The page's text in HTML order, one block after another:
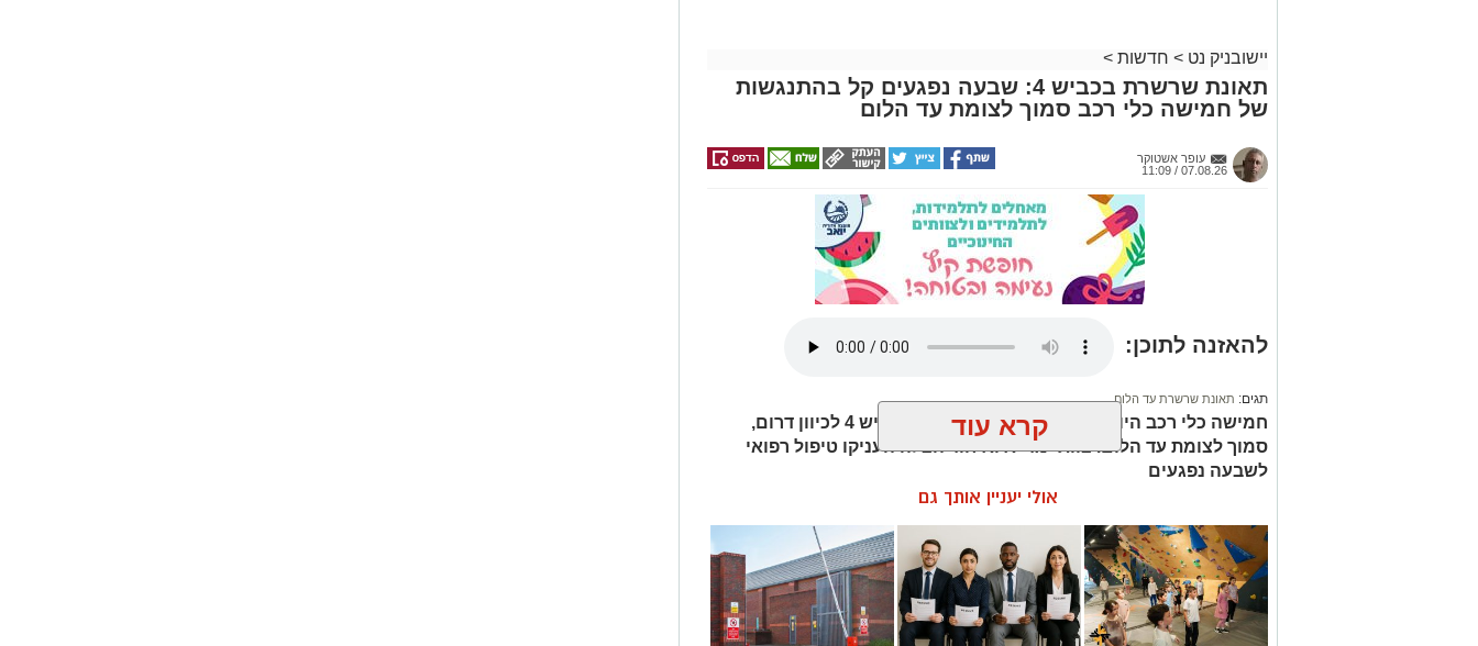
יישובניק נט > חדשות >
תאונת שרשרת בכביש 4: שבעה נפגעים קל בהתנגשות
של חמישה כלי רכב סמוך לצומת עד הלום
עופר אשטוקר
07.08.26 / 11:09
להאזנה לתוכן:
תגים: תאונת שרשרת עד הלום
חמישה כלי רכב היו מעורבים בתאונת שרשרת בכביש 4 לכיוון דרום,
סמוך לצומת עד הלום. צוותי מד”א ואיחוד הצלה העניקו טיפול רפואי
לשבעה נפגעים
קרא עוד
אולי יעניין אותך גם